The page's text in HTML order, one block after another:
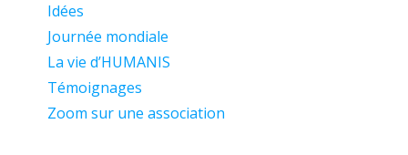
Idées
Journée mondiale
La vie d’HUMANIS
Témoignages
Zoom sur une association